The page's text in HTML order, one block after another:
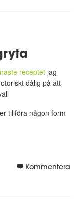
receptet jag
dålig på att
tillföra någon form
Kommentera